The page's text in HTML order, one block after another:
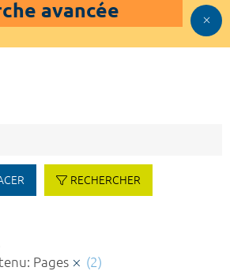
avancée
RECHERCHER
Pages
(2)